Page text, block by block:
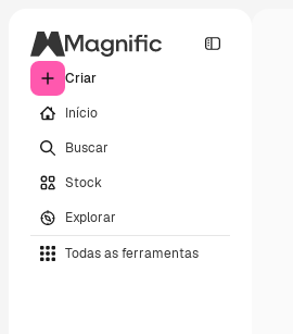
Criar
Início
Buscar
Stock
Explorar
Todas as ferramentas